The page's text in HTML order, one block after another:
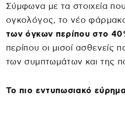
Σύμφωνα με τα στοιχεία
ογκολόγος, το νέο
των όγκων περίπου στο
περίπου οι μισοί ασθενείς
των συμπτωμάτων και της
Το πιο εντυπωσιακό